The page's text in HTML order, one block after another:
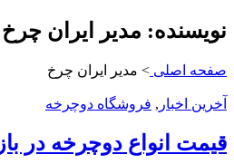
نویسنده: مدیر ایران چرخ
صفحه اصلی > مدیر ایران چرخ
آخرین اخبار , فروشگاه دوچرخه
قیمت انواع دوچرخه در